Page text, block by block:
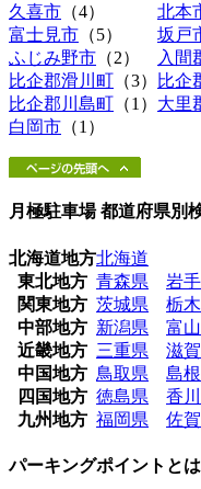
久喜市 （4） 北本
富士見市 （5） 坂戸
ふじみ野市 （2） 入間
比企郡滑川町 （3） 比企
比企郡川島町 （1） 大里
白岡市 （1）
月極駐車場 都道府県別
北海道地方北海道
東北地方 青森県 岩
関東地方 茨城県 栃
中部地方 新潟県 富
近畿地方 三重県 滋
中国地方 鳥取県 島
四国地方 徳島県 香
九州地方 福岡県 佐
パーキングポイントと